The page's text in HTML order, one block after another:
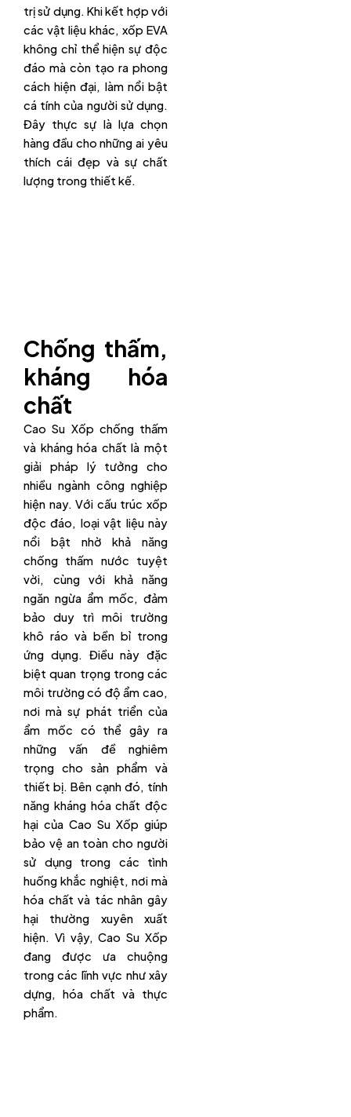
trị sử dụng. Khi kết hợp với
các vật liệu khác, xốp EVA
không chỉ thể hiện sự độc
đáo mà còn tạo ra phong
cách hiện đại, làm nổi bật
cá tính của người sử dụng.
Đây thực sự là lựa chọn
hàng đầu cho những ai yêu
thích cái đẹp và sự chất
lượng trong thiết kế.
Chống thấm,
kháng hóa
chất
Cao Su Xốp chống thấm
và kháng hóa chất là một
giải pháp lý tưởng cho
nhiều ngành công nghiệp
hiện nay. Với cấu trúc xốp
độc đáo, loại vật liệu này
nổi bật nhờ khả năng
chống thấm nước tuyệt
vời, cùng với khả năng
ngăn ngừa ẩm mốc, đảm
bảo duy trì môi trường
khô ráo và bền bỉ trong
ứng dụng. Điều này đặc
biệt quan trọng trong các
môi trường có độ ẩm cao,
nơi mà sự phát triển của
ẩm mốc có thể gây ra
những vấn đề nghiêm
trọng cho sản phẩm và
thiết bị. Bên cạnh đó, tính
năng kháng hóa chất độc
hại của Cao Su Xốp giúp
bảo vệ an toàn cho người
sử dụng trong các tình
huống khắc nghiệt, nơi mà
hóa chất và tác nhân gây
hại thường xuyên xuất
hiện. Vì vậy, Cao Su Xốp
đang được ưa chuộng
trong các lĩnh vực như xây
dựng, hóa chất và thực
phẩm.